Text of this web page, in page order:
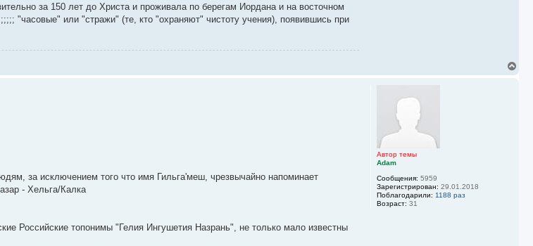
за 150 лет до Христа и проживала по берегам Иордана и на восточном
"часовые" или "стражи" (те, кто "охраняют" чистоту учения), появившись при
Автор темы
Adam
Сообщения: 5959
Зарегистрирован: 29.01.2018
Поблагодарили: 1188 раз
Возраст: 31
за исключением того что имя Гильга'меш, чрезвычайно напоминает
- Хельга/Калка
Российские топонимы "Гелия Ингушетия Назрань", не только мало известны